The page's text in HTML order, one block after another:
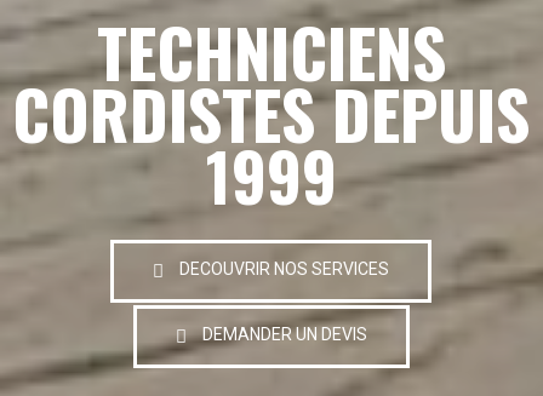
TECHNICIENS
CORDISTES DEPUIS
1999
DECOUVRIR NOS SERVICES
DEMANDER UN DEVIS